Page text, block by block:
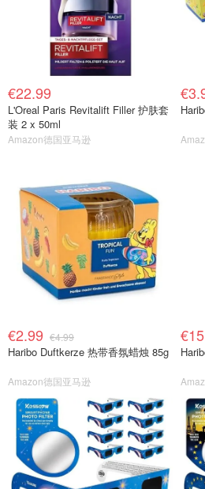
€22.99
L'Oreal Paris Revitalift Filler 护肤套
装 2 x 50ml
Amazon德国亚马逊
€2.99 €4.99
Haribo Duftkerze 热带香氛蜡烛 85g
Amazon德国亚马逊